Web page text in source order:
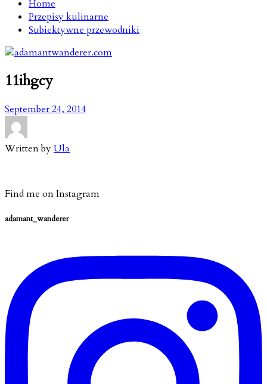
Home
Przepisy kulinarne
Subiektywne przewodniki
11ihgcy
September 24, 2014
Written byUla
Find me on Instagram
adamant_wanderer